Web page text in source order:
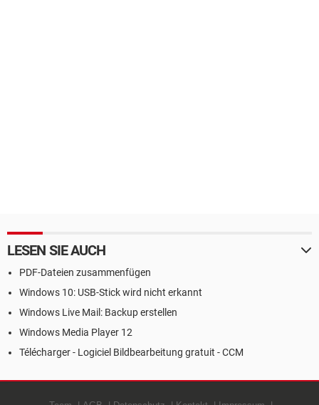
LESEN SIE AUCH
PDF-Dateien zusammenfügen
Windows 10: USB-Stick wird nicht erkannt
Windows Live Mail: Backup erstellen
Windows Media Player 12
Télécharger - Logiciel Bildbearbeitung gratuit - CCM